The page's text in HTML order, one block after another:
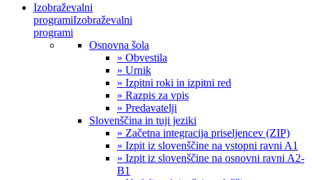
Izobraževalni
programiIzobraževalni
programi
Osnovna šola
» Obvestila
» Urnik
» Izpitni roki in izpitni red
» Razpis za vpis
» Predavatelji
Slovenščina in tuji jeziki
» Začetna integracija priseljencev (ZIP)
» Izpit iz slovenščine na vstopni ravni A1
» Izpit iz slovenščine na osnovni ravni A2-
B1